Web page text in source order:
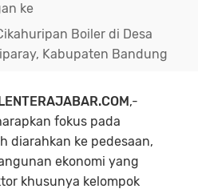
ke
Boiler di Desa
Kabupaten Bandung
,-
fokus pada
diarahkan ke pedesaan,
ekonomi yang
khusunya kelompok